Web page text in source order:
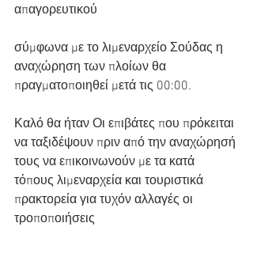
απαγορευτικού
σύμφωνα με το λιμεναρχείο Σούδας η
αναχώρηση των πλοίων θα
πραγματοποιηθεί μετά τις 00:00.
Καλό θα ήταν Οι επιβάτες που πρόκειται
να ταξιδέψουν πριν από την αναχώρησή
τους να επικοινωνούν με τα κατά
τόπους λιμεναρχεία και τουριστικά
πρακτορεία για τυχόν αλλαγές οι
τροποποιήσεις